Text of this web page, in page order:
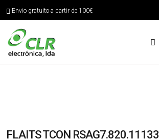
Envio gratuito a partir de 100€
FLAITS TCON RSAG7.820.11133